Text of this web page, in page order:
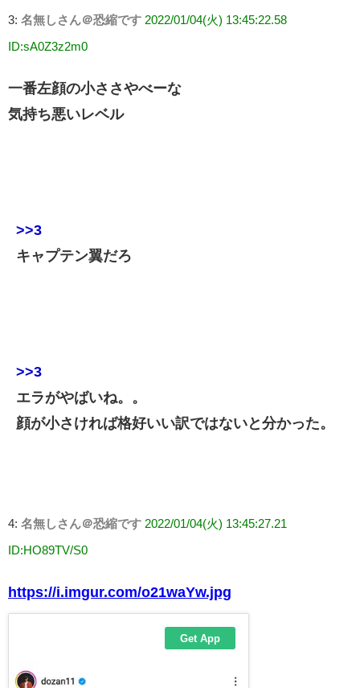
3: 名無しさん＠恐縮です 2022/01/04(火) 13:45:22.58
ID:sA0Z3z2m0
一番左顔の小ささやべーな
気持ち悪いレベル
>>3
キャプテン翼だろ
>>3
エラがやばいね。。
顔が小さければ格好いい訳ではないと分かった。
4: 名無しさん＠恐縮です 2022/01/04(火) 13:45:27.21
ID:HO89TV/S0
https://i.imgur.com/o21waYw.jpg